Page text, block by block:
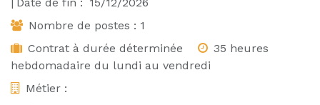
Nombre de postes : 1
Contrat à durée déterminée
35 heures
hebdomadaire du lundi au vendredi
Métier :